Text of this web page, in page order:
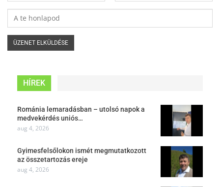
HÍREK
Románia lemaradásban – utolsó napok a
medvekérdés uniós…
aug 4, 2026
Gyimesfelsőlokon ismét megmutatkozott
az összetartozás ereje
aug 4, 2026